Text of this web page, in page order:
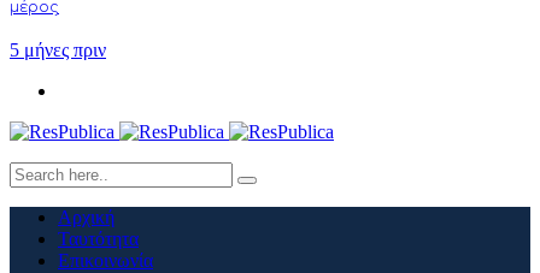
μέρος
5 μήνες πριν
Αρχική
Ταυτότητα
Επικοινωνία